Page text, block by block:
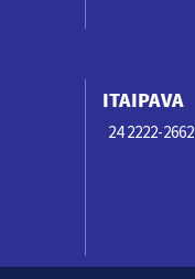
ITAIPAVA
24 2222-2662